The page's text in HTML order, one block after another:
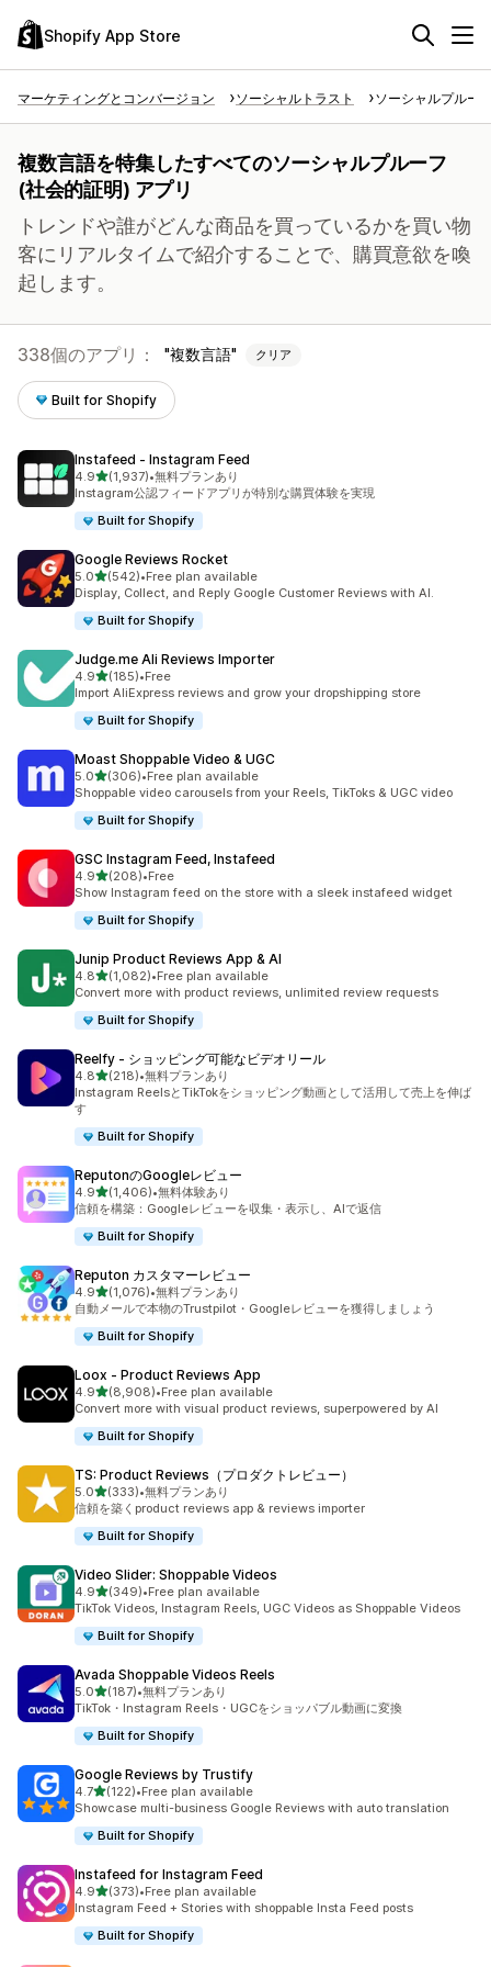
Shopify App Store
マーケティングとコンバージョン ソーシャルトラスト ソーシャルプルー
複数言語を特集したすべてのソーシャルプルーフ
(社会的証明) アプリ
トレンドや誰がどんな商品を買っているかを買い物
客にリアルタイムで紹介することで、購買意欲を喚
起します。
338個のアプリ： 複数言語 クリア
Built for Shopify
Instafeed ‑ Instagram Feed
4.95つ星中
(1,937)
合計レビュー数：1937件
•無料プランあり
Instagram公認フィードアプリが特別な購買体験を実現
Built for Shopify
Google Reviews Rocket
5.05つ星中
(542)
合計レビュー数：542件
•Free plan available
Display, Collect, and Reply Google Customer Reviews with AI.
Built for Shopify
Judge.me Ali Reviews Importer
4.95つ星中
(185)
合計レビュー数：185件
•Free
Import AliExpress reviews and grow your dropshipping store
Built for Shopify
Moast Shoppable Video & UGC
5.05つ星中
(306)
合計レビュー数：306件
•Free plan available
Shoppable video carousels from your Reels, TikToks & UGC video
Built for Shopify
GSC Instagram Feed, Instafeed
4.95つ星中
(208)
合計レビュー数：208件
•Free
Show Instagram feed on the store with a sleek instafeed widget
Built for Shopify
Junip Product Reviews App & AI
4.85つ星中
(1,082)
合計レビュー数：1082件
•Free plan available
Convert more with product reviews, unlimited review requests
Built for Shopify
Reelfy ‑ ショッピング可能なビデオリール
4.85つ星中
(218)
合計レビュー数：218件
•無料プランあり
Instagram ReelsとTikTokをショッピング動画として活用して売上を伸ば
す
Built for Shopify
ReputonのGoogleレビュー
4.95つ星中
(1,406)
合計レビュー数：1406件
•無料体験あり
信頼を構築：Googleレビューを収集・表示し、AIで返信
Built for Shopify
Reputon カスタマーレビュー
4.95つ星中
(1,076)
合計レビュー数：1076件
•無料プランあり
自動メールで本物のTrustpilot・Googleレビューを獲得しましょう
Built for Shopify
Loox ‑ Product Reviews App
4.95つ星中
(8,908)
合計レビュー数：8908件
•Free plan available
Convert more with visual product reviews, superpowered by AI
Built for Shopify
TS: Product Reviews（プロダクトレビュー）
5.05つ星中
(333)
合計レビュー数：333件
•無料プランあり
信頼を築くproduct reviews app & reviews importer
Built for Shopify
Video Slider: Shoppable Videos
4.95つ星中
(349)
合計レビュー数：349件
•Free plan available
TikTok Videos, Instagram Reels, UGC Videos as Shoppable Videos
Built for Shopify
Avada Shoppable Videos Reels
5.05つ星中
(187)
合計レビュー数：187件
•無料プランあり
TikTok・Instagram Reels・UGCをショッパブル動画に変換
Built for Shopify
Google Reviews by Trustify
4.75つ星中
(122)
合計レビュー数：122件
•Free plan available
Showcase multi-business Google Reviews with auto translation
Built for Shopify
Instafeed for Instagram Feed
4.95つ星中
(373)
合計レビュー数：373件
•Free plan available
Instagram Feed + Stories with shoppable Insta Feed posts
Built for Shopify